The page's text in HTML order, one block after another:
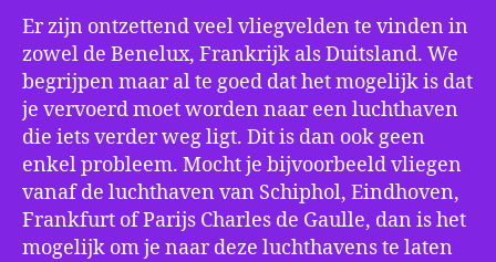
Er zijn ontzettend veel vliegvelden te vinden in
zowel de Benelux, Frankrijk als Duitsland. We
begrijpen maar al te goed dat het mogelijk is dat
je vervoerd moet worden naar een luchthaven
die iets verder weg ligt. Dit is dan ook geen
enkel probleem. Mocht je bijvoorbeeld vliegen
vanaf de luchthaven van Schiphol, Eindhoven,
Frankfurt of Parijs Charles de Gaulle, dan is het
mogelijk om je naar deze luchthavens te laten